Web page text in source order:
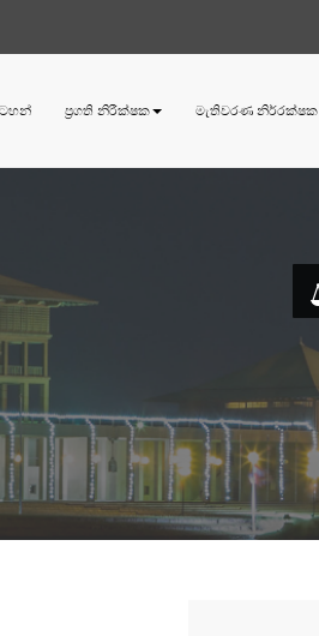
ප්‍රගති නිරීක්ෂක මැතිවරණ නිර්‍රක්ෂක